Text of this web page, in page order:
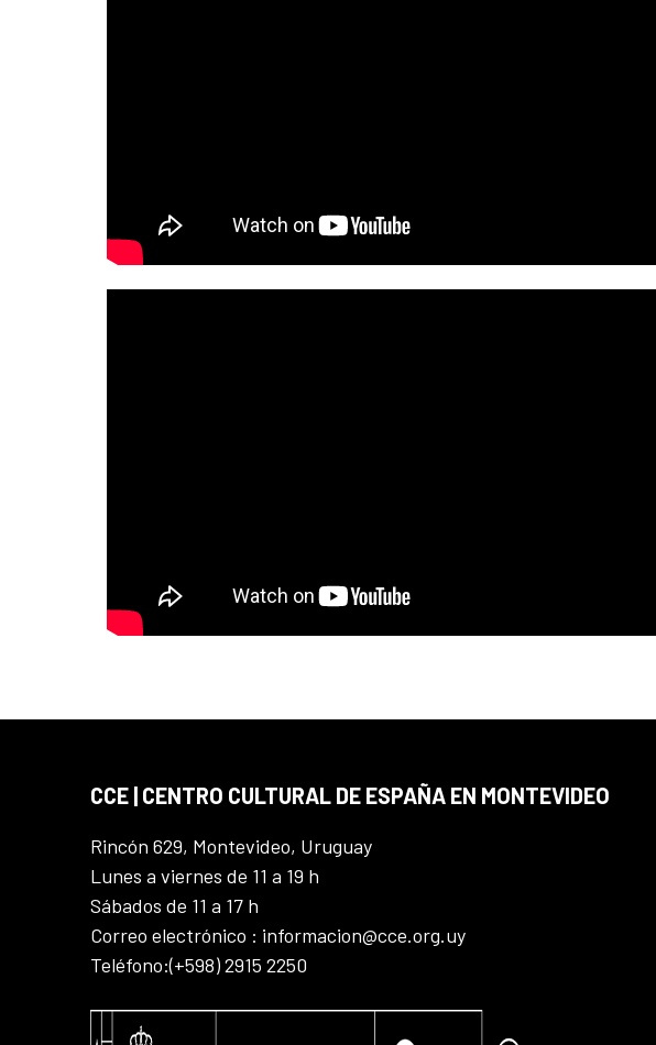
CCE | CENTRO CULTURAL DE ESPAÑA EN MONTEVIDEO
Rincón 629, Montevideo, Uruguay
Lunes a viernes de 11 a 19 h
Sábados de 11 a 17 h
Correo electrónico : informacion@cce.org.uy
Teléfono:(+598) 2915 2250